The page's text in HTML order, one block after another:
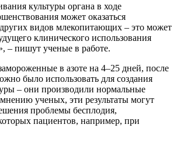
культуры органа в ходе
может оказаться
видов млекопитающих – это может
клинического использования
– пишут ученые в работе.
в азоте на 4–25 дней, после
было использовать для создания
– они производили нормальные
ученых, эти результаты могут
проблемы бесплодия,
пациентов, например, при